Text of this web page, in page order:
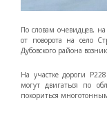
По словам очевидцев,
от поворота на село
Дубовского района
На участке дороги
могут двигаться по
покориться